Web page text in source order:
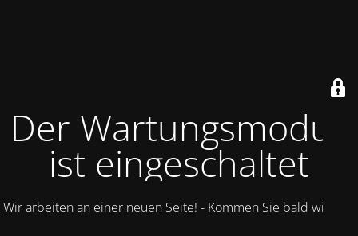
Der Wartungsmodus
ist eingeschaltet
Wir arbeiten an einer neuen Seite! - Kommen Sie bald wieder.